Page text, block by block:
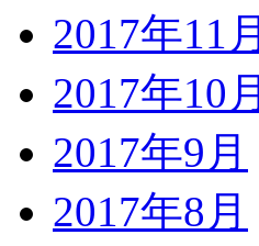
2017年11月
2017年10月
2017年9月
2017年8月